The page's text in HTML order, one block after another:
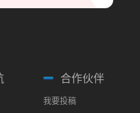
合作伙伴
我要投稿